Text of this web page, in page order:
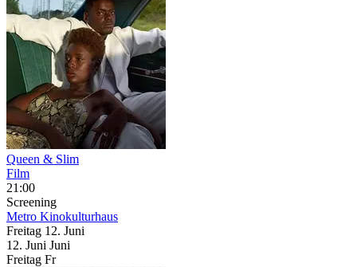
Queen & Slim
Film
21:00
Screening
Metro Kinokulturhaus
Freitag 12. Juni
12. Juni Juni
Freitag Fr